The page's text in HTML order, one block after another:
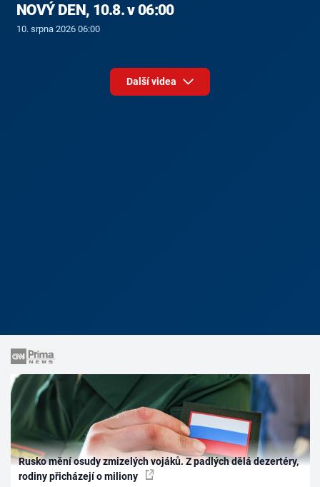
NOVÝ DEN, 10.8. v 06:00
10. srpna 2026 06:00
Další videa
Rusko mění osudy zmizelých vojáků. Z padlých dělá dezertéry,
rodiny přicházejí o miliony